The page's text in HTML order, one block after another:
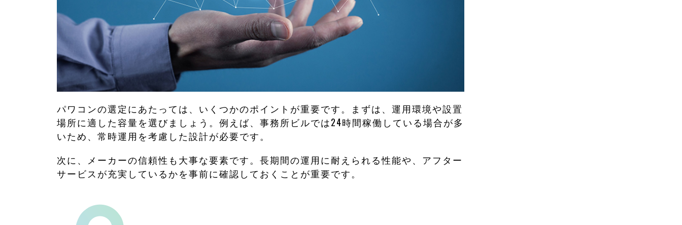
パワコンの選定にあたっては、いくつかのポイントが重要です。まずは、運用環境や設置
場所に適した容量を選びましょう。例えば、事務所ビルでは24時間稼働している場合が多
いため、常時運用を考慮した設計が必要です。
次に、メーカーの信頼性も大事な要素です。長期間の運用に耐えられる性能や、アフター
サービスが充実しているかを事前に確認しておくことが重要です。